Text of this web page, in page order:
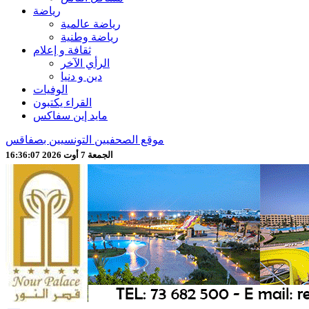
رياضة
رياضة عالمية
رياضة وطنية
ثقافة و إعلام
الرأي الآخر
دين و دنيا
الوفيات
القراء يكتبون
مايد إين سفاكس
موقع الصحفيين التونسيين بصفاقس
الجمعة 7 أوت 2026 16:36:09